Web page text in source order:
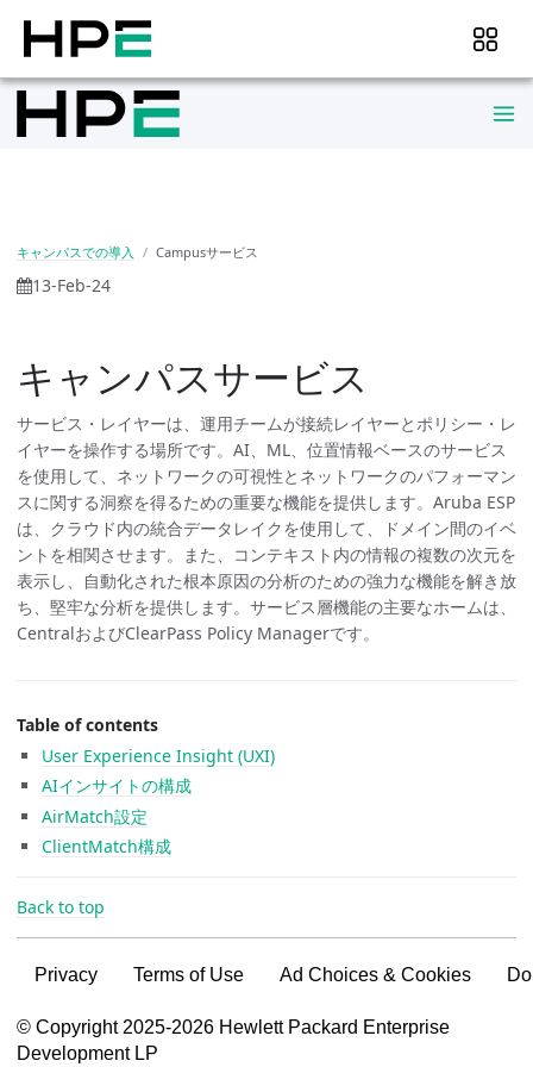
VSG content for HPE Employees
VSG content for HPE Partners
キャンパスでの導入 Campusサービス
13-Feb-24
キャンパスサービス
サービス・レイヤーは、運用チームが接続レイヤーとポリシー・レ
イヤーを操作する場所です。AI、ML、位置情報ベースのサービス
を使用して、ネットワークの可視性とネットワークのパフォーマン
スに関する洞察を得るための重要な機能を提供します。Aruba ESP
は、クラウド内の統合データレイクを使用して、ドメイン間のイベ
ントを相関させます。また、コンテキスト内の情報の複数の次元を
表示し、自動化された根本原因の分析のための強力な機能を解き放
ち、堅牢な分析を提供します。サービス層機能の主要なホームは、
CentralおよびClearPass Policy Managerです。
Table of contents
User Experience Insight (UXI)
AIインサイトの構成
AirMatch設定
ClientMatch構成
Back to top
Privacy Terms of Use Ad Choices & Cookies
© Copyright 2025-2026 Hewlett Packard Enterprise
Development LP